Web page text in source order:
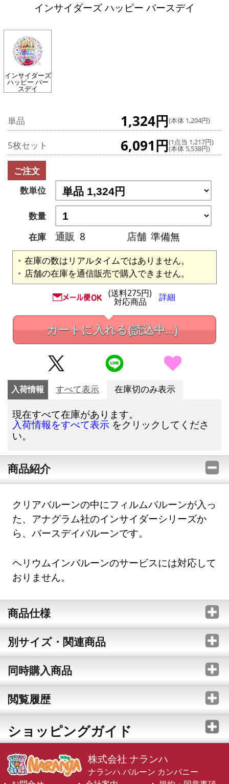
インサイダーズ ハッピー バースデイ
インサイダーズ
ハッピー バー
スデイ
単品 1,324円(本体 1,204円)
5枚セット 6,091円(1点当 1,217円)
(本体 5,538円)
ご注文
数単位
数量
在庫
通販 8 店舗 準備無
在庫の数はリアルタイムではありません。
店舗の在庫を通信販売で購入できません。
(送料275円)
対応商品 詳細
カートに入れる(読込中...)
入荷情報 すべて表示 在庫切のみ表示
現在すべて在庫があります。
入荷情報をすべて表示 をクリックしてくださ
い。
商品紹介
クリアバルーンの中にフィルムバルーンが入っ
た、アナグラム社のインサイダーシリーズか
ら、バースデイバルーンです。
ヘリウムインバルーンのサービスには対応して
おりません。
商品仕様
別サイズ・関連商品
同時購入商品
閲覧履歴
ショッピングガイド
株式会社 ナランハ
ナランハ バルーン カンパニー